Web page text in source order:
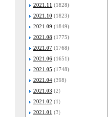
2021.11 (1828)
2021.10 (1823)
2021.09 (1849)
2021.08 (1775)
2021.07 (1768)
2021.06 (1651)
2021.05 (1748)
2021.04 (398)
2021.03 (2)
2021.02 (1)
2021.01 (3)